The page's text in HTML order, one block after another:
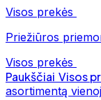
Visos prekės
Priežiūros
Visos prekės
Paukščiai Visos
asortimentą